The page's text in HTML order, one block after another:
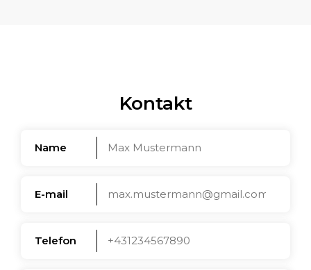
Kontakt
Name
E-mail
Telefon